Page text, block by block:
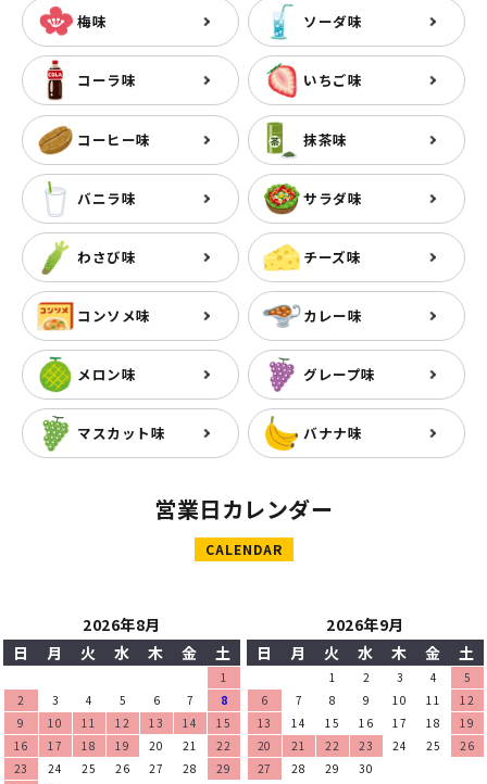
梅味 ソーダ味
コーラ味 いちご味
コーヒー味 抹茶味
バニラ味 サラダ味
わさび味 チーズ味
コンソメ味 カレー味
メロン味 グレープ味
マスカット味 バナナ味
営業日カレンダー
CALENDAR
2026年8月
日
月 火 水 木 金 土
1
2
3 4 5 6 7
8
9
10 11 12 13 14
15
16
17 18 19 20 21
22
23
24 25 26 27 28
29
2026年9月
日
月 火 水 木 金 土
1 2 3 4
5
6
7 8 9 10 11
12
13
14 15 16 17 18
19
20
21 22 23 24 25
26
27
28 29 30